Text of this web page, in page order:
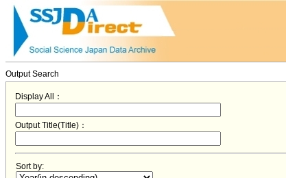
Output Search
Display All：
Output Title(Title)：
Sort by: